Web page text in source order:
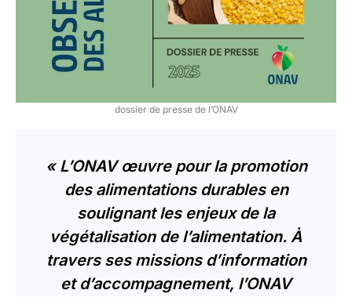
dossier de presse de l’ONAV
« L’ONAV œuvre pour la promotion
des alimentations durables en
soulignant les enjeux de la
végétalisation de l’alimentation. À
travers ses missions d’information
et d’accompagnement, l’ONAV